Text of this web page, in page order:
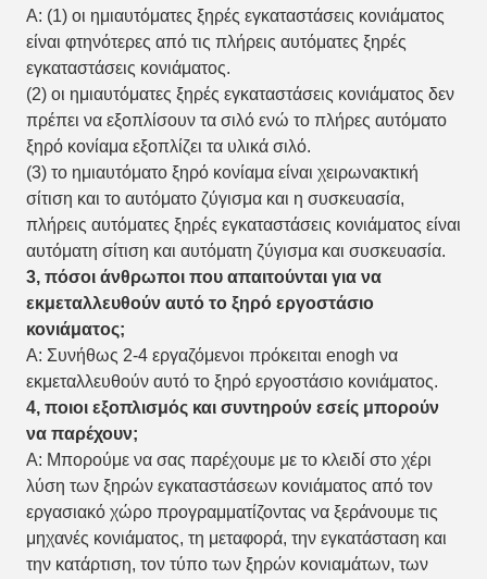
Α: (1) οι ημιαυτόματες ξηρές εγκαταστάσεις κονιάματος
είναι φτηνότερες από τις πλήρεις αυτόματες ξηρές
εγκαταστάσεις κονιάματος.
(2) οι ημιαυτόματες ξηρές εγκαταστάσεις κονιάματος δεν
πρέπει να εξοπλίσουν τα σιλό ενώ το πλήρες αυτόματο
ξηρό κονίαμα εξοπλίζει τα υλικά σιλό.
(3) το ημιαυτόματο ξηρό κονίαμα είναι χειρωνακτική
σίτιση και το αυτόματο ζύγισμα και η συσκευασία,
πλήρεις αυτόματες ξηρές εγκαταστάσεις κονιάματος είναι
αυτόματη σίτιση και αυτόματη ζύγισμα και συσκευασία.
3, πόσοι άνθρωποι που απαιτούνται για να
εκμεταλλευθούν αυτό το ξηρό εργοστάσιο
κονιάματος;
Α: Συνήθως 2-4 εργαζόμενοι πρόκειται enogh να
εκμεταλλευθούν αυτό το ξηρό εργοστάσιο κονιάματος.
4, ποιοι εξοπλισμός και συντηρούν εσείς μπορούν
να παρέχουν;
Α: Μπορούμε να σας παρέχουμε με το κλειδί στο χέρι
λύση των ξηρών εγκαταστάσεων κονιάματος από τον
εργασιακό χώρο προγραμματίζοντας να ξεράνουμε τις
μηχανές κονιάματος, τη μεταφορά, την εγκατάσταση και
την κατάρτιση, τον τύπο των ξηρών κονιαμάτων, των